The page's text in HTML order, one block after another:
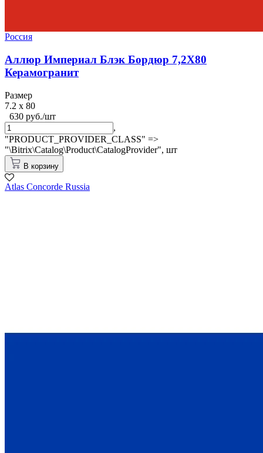
Россия
Аллюр Империал Блэк Бордюр 7,2X80
Керамогранит
Размер
7.2 x 80
630 руб./шт
,
"PRODUCT_PROVIDER_CLASS" =>
"\Bitrix\Catalog\Product\CatalogProvider", шт
В корзину
Atlas Concorde Russia